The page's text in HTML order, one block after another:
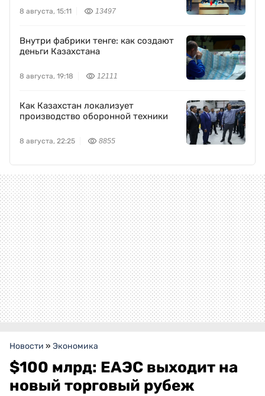
8 августа, 15:11 13497
Внутри фабрики тенге: как создают
деньги Казахстана
8 августа, 19:18 12111
Как Казахстан локализует
производство оборонной техники
8 августа, 22:25 8855
Новости » Экономика
$100 млрд: ЕАЭС выходит на
новый торговый рубеж